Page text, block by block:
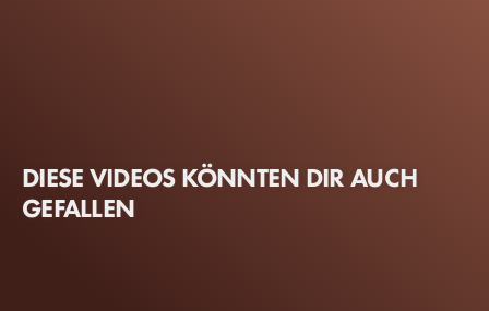
DIESE VIDEOS KÖNNTEN DIR AUCH
GEFALLEN